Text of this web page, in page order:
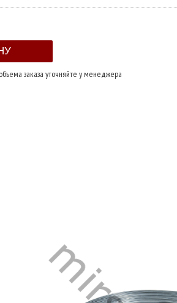
заказа уточняйте у менеджера